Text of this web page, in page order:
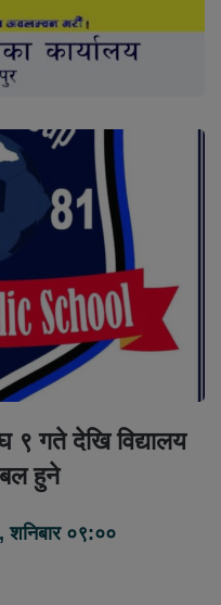
९ गते देखि विद्यालय
हुने
शनिबार ०९:००